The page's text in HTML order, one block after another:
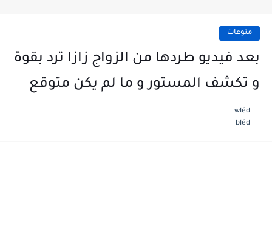
منوعات
بعد فيديو طردها من الزواج زازا ترد بقوة
و تكشف المستور و ما لم يكن متوقع
wléd
bléd